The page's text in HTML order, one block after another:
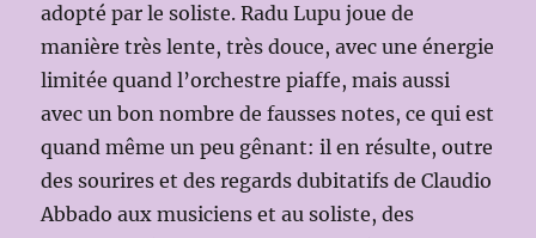
adopté par le soliste. Radu Lupu joue de
manière très lente, très douce, avec une énergie
limitée quand l’orchestre piaffe, mais aussi
avec un bon nombre de fausses notes, ce qui est
quand même un peu gênant: il en résulte, outre
des sourires et des regards dubitatifs de Claudio
Abbado aux musiciens et au soliste, des